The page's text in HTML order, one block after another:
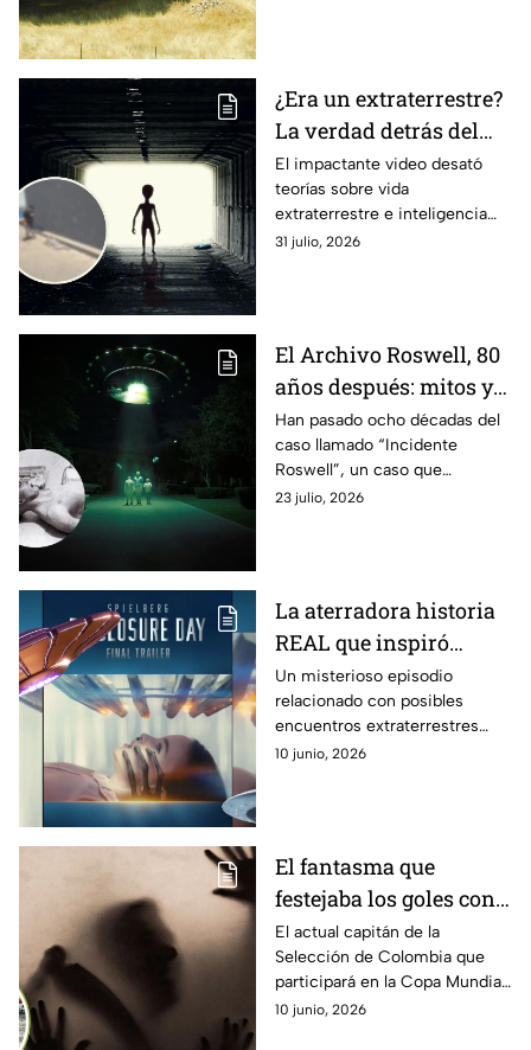
identificados y luces extrañas.
¿Era un extraterrestre?
La verdad detrás del
supuesto cadáver
alienígena que generó
caos en una tienda
El impactante video desató
teorías sobre vida
extraterrestre e inteligencia
artificial antes de conocerse la
31 julio, 2026
El Archivo Roswell, 80
años después: mitos y
realidades del
incidente alienígena
más famoso de la
historia
Han pasado ocho décadas del
caso llamado “Incidente
Roswell”, un caso que
continúa alimentando teorías
23 julio, 2026
La aterradora historia
REAL que inspiró
Disclosure Day, la
nueva película de
Steven Spielberg sobre
los extraterrestres
Un misterioso episodio
relacionado con posibles
encuentros extraterrestres
habría inspirado la nueva
10 junio, 2026
El fantasma que
festejaba los goles con
el capitán de la
Selección de Colombia
cuando jugaba en el
Porto
El actual capitán de la
Selección de Colombia que
participará en la Copa Mundial
de la FIFA 2026 TM, no sabía
10 junio, 2026